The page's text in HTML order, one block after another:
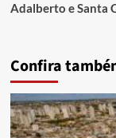
Adalberto e Santa
Confira